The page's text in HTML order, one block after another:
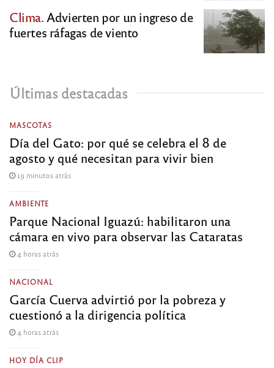
Clima. Advierten por un ingreso de
fuertes ráfagas de viento
Últimas destacadas
MASCOTAS
Día del Gato: por qué se celebra el 8 de
agosto y qué necesitan para vivir bien
19 minutos atrás
AMBIENTE
Parque Nacional Iguazú: habilitaron una
cámara en vivo para observar las Cataratas
4 horas atrás
NACIONAL
García Cuerva advirtió por la pobreza y
cuestionó a la dirigencia política
4 horas atrás
HOY DÍA CLIP